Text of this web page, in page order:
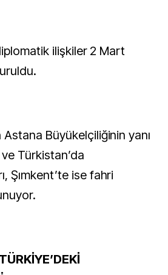
ilişkiler 2 Mart
Astana Büyükelçiliğinin yanı
Türkistan’da
Şımkent’te ise fahri